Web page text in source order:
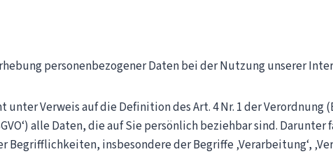
personenbezogener Daten bei der Nutzung unserer
unter Verweis auf die Definition des Art. 4 Nr. 1 der Verordnung
alle Daten, die auf Sie persönlich beziehbar sind.
insbesondere der Begriffe ‚Verarbeitung‘,